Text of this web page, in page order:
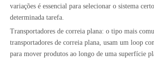
variações é essencial para selecionar o sistema
determinada tarefa.
Transportadores de correia plana: o tipo mais
transportadores de correia plana, usam um loop
para mover produtos ao longo de uma superfície